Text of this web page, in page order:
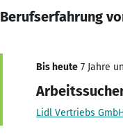
Berufserfahrung
Bis heute 7 Jahre
Lidl Vertriebs